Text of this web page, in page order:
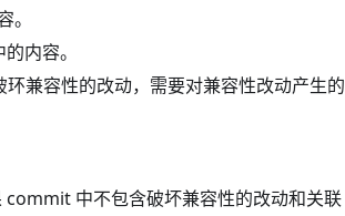
内容。
兼容性的改动，需要对兼容性改动产生的
中不包含破坏兼容性的改动和关联